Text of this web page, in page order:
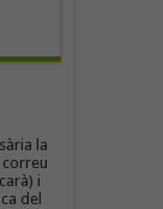
la
i
del